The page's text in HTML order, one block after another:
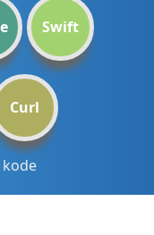
Swift
Curl